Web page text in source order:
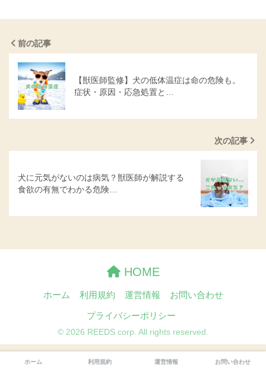
前の記事
【獣医師監修】犬の低体温症は命の危険も。
症状・原因・応急処置と…
次の記事
犬に元気がないのは病気？獣医師が解説する
食欲の有無でわかる危険…
HOME
ホーム 利用規約 運営情報 お問い合わせ
プライバシーポリシー
© 2026 REEDS corp. All rights reserved.
ホーム 利用規約 運営情報 お問い合わせ